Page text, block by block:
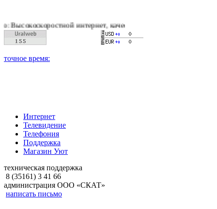
интернет, качественное цифровое и кабельное
Интернет
Телевидение
Телефония
Поддержка
Магазин Уют
техническая поддержка
8 (35161) 3 41 66
администрация ООО «СКАТ»
написать письмо